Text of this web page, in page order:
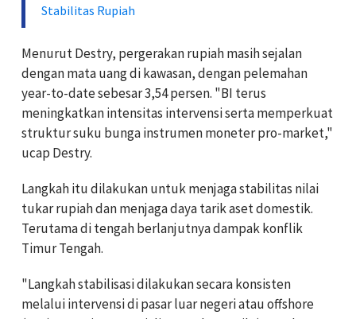
Stabilitas Rupiah
Menurut Destry, pergerakan rupiah masih sejalan
dengan mata uang di kawasan, dengan pelemahan
year-to-date sebesar 3,54 persen. "BI terus
meningkatkan intensitas intervensi serta memperkuat
struktur suku bunga instrumen moneter pro-market,"
ucap Destry.
Langkah itu dilakukan untuk menjaga stabilitas nilai
tukar rupiah dan menjaga daya tarik aset domestik.
Terutama di tengah berlanjutnya dampak konflik
Timur Tengah.
"Langkah stabilisasi dilakukan secara konsisten
melalui intervensi di pasar luar negeri atau offshore